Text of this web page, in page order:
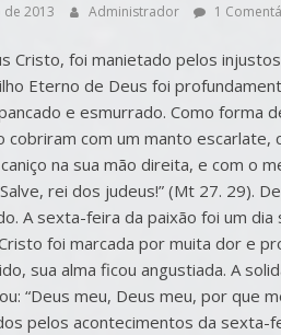
2013 Administrador 1
Cristo, foi manietado pelos
Eterno de Deus foi
e esmurrado. Como forma
cobriram com um manto escarlate,
na sua mão direita, e com o
rei dos judeus!” (Mt 27. 29).
A sexta-feira da paixão foi um
foi marcada por muita dor e
sua alma ficou angustiada. A
“Deus meu, Deus meu, por que
pelos acontecimentos da sexta-